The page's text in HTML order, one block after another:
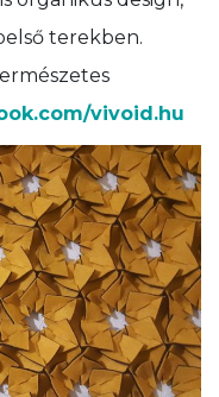
terekben.
vivoid.hu